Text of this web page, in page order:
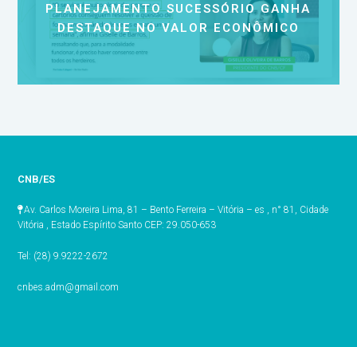
PLANEJAMENTO SUCESSÓRIO GANHA
DESTAQUE NO VALOR ECONÔMICO
CNB/ES
Av. Carlos Moreira Lima, 81 – Bento Ferreira – Vitória – es , n° 81, Cidade
Vitória , Estado Espírito Santo CEP: 29.050-653
Tel: (28) 9.9222-2672
cnbes.adm@gmail.com